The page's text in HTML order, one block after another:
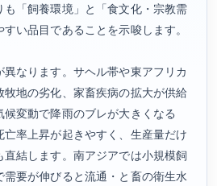
「飼養環境」と「食文化・宗教需
い品目であることを示唆します。
なります。サヘル帯や東アフリカ
地の劣化、家畜疾病の拡大が供給
変動で降雨のブレが大きくなる
率上昇が起きやすく、生産量だけ
結します。南アジアでは小規模飼
要が伸びると流通・と畜の衛生水